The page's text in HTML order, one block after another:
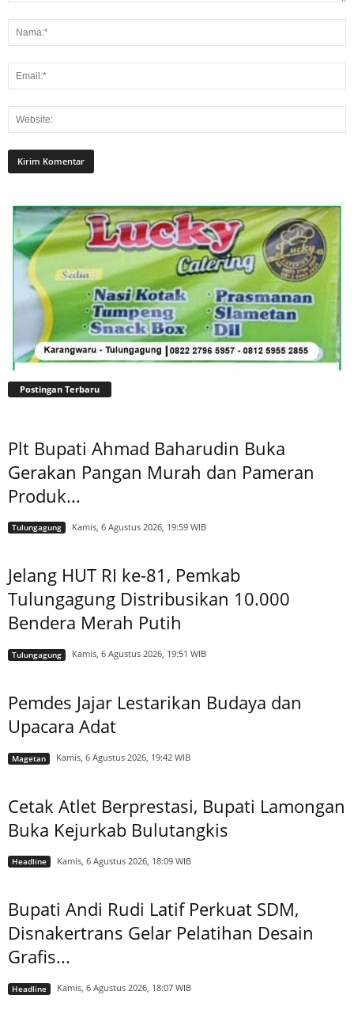
Postingan Terbaru
Plt Bupati Ahmad Baharudin Buka
Gerakan Pangan Murah dan Pameran
Produk...
Tulungagung Kamis, 6 Agustus 2026, 19:59 WIB
Jelang HUT RI ke-81, Pemkab
Tulungagung Distribusikan 10.000
Bendera Merah Putih
Tulungagung Kamis, 6 Agustus 2026, 19:51 WIB
Pemdes Jajar Lestarikan Budaya dan
Upacara Adat
Magetan Kamis, 6 Agustus 2026, 19:42 WIB
Cetak Atlet Berprestasi, Bupati Lamongan
Buka Kejurkab Bulutangkis
Headline Kamis, 6 Agustus 2026, 18:09 WIB
Bupati Andi Rudi Latif Perkuat SDM,
Disnakertrans Gelar Pelatihan Desain
Grafis...
Headline
Kamis, 6 Agustus 2026, 18:07 WIB